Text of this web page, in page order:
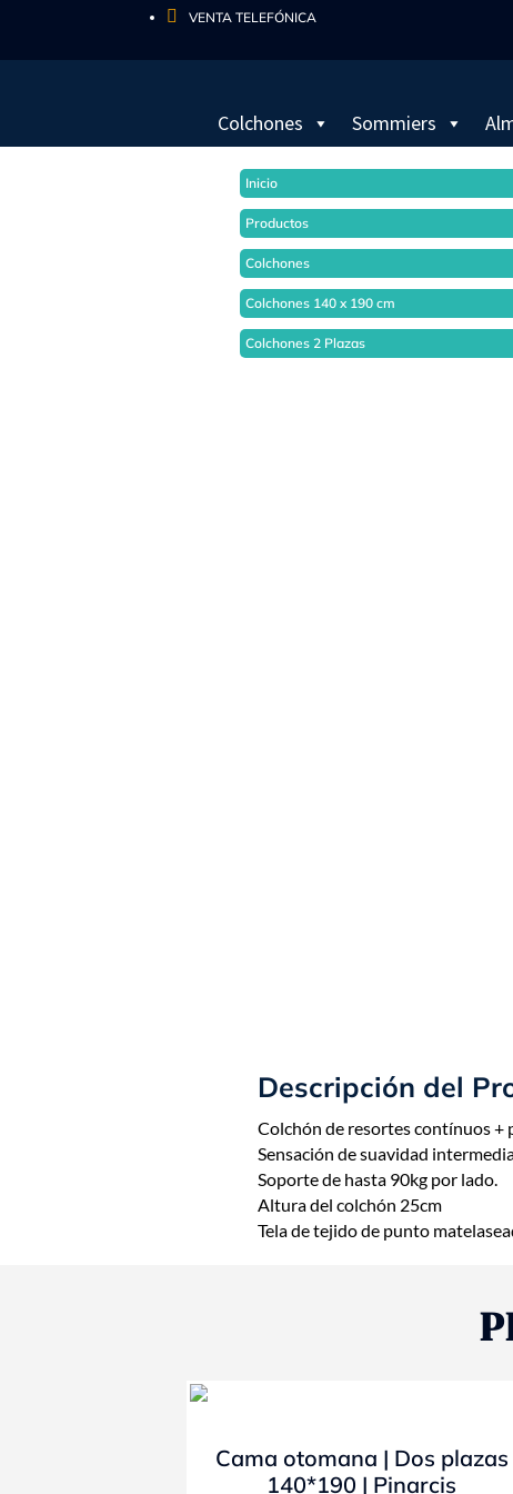
 VENTA TELEFÓNICA
Colchones Sommiers
Inicio
Productos
Colchones
Colchones 140 x 190 cm
Colchones 2 Plazas
Descripción del
Colchón de resortes contínuos +
Sensación de suavidad
Soporte de hasta 90kg por lado.
Altura del colchón 25cm
Tela de tejido de punto
Cama otomana | Dos plazas
140*190 | Pinarcis